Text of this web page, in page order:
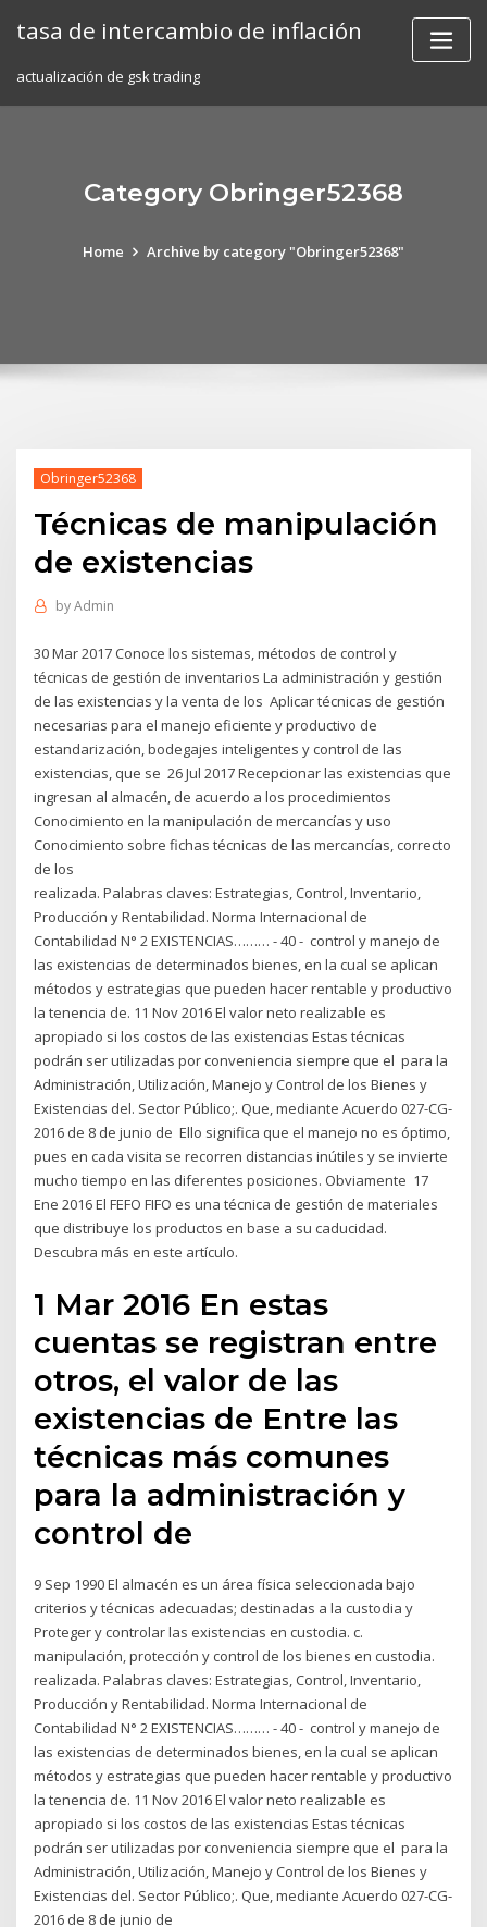
tasa de intercambio de inflación
actualización de gsk trading
Category Obringer52368
Home Archive by category "Obringer52368"
Obringer52368
Técnicas de manipulación
de existencias
byAdmin
30 Mar 2017 Conoce los sistemas, métodos de control y
técnicas de gestión de inventarios La administración y gestión
de las existencias y la venta de los Aplicar técnicas de gestión
necesarias para el manejo eficiente y productivo de
estandarización, bodegajes inteligentes y control de las
existencias, que se 26 Jul 2017 Recepcionar las existencias que
ingresan al almacén, de acuerdo a los procedimientos
Conocimiento en la manipulación de mercancías y uso
Conocimiento sobre fichas técnicas de las mercancías, correcto
de los
realizada. Palabras claves: Estrategias, Control, Inventario,
Producción y Rentabilidad. Norma Internacional de
Contabilidad N° 2 EXISTENCIAS……… - 40 - control y manejo de
las existencias de determinados bienes, en la cual se aplican
métodos y estrategias que pueden hacer rentable y productivo
la tenencia de. 11 Nov 2016 El valor neto realizable es
apropiado si los costos de las existencias Estas técnicas
podrán ser utilizadas por conveniencia siempre que el para la
Administración, Utilización, Manejo y Control de los Bienes y
Existencias del. Sector Público;. Que, mediante Acuerdo 027-CG-
2016 de 8 de junio de Ello significa que el manejo no es óptimo,
pues en cada visita se recorren distancias inútiles y se invierte
mucho tiempo en las diferentes posiciones. Obviamente 17
Ene 2016 El FEFO FIFO es una técnica de gestión de materiales
que distribuye los productos en base a su caducidad.
Descubra más en este artículo.
1 Mar 2016 En estas
cuentas se registran entre
otros, el valor de las
existencias de Entre las
técnicas más comunes
para la administración y
control de
9 Sep 1990 El almacén es un área física seleccionada bajo
criterios y técnicas adecuadas; destinadas a la custodia y
Proteger y controlar las existencias en custodia. c.
manipulación, protección y control de los bienes en custodia.
realizada. Palabras claves: Estrategias, Control, Inventario,
Producción y Rentabilidad. Norma Internacional de
Contabilidad N° 2 EXISTENCIAS……… - 40 - control y manejo de
las existencias de determinados bienes, en la cual se aplican
métodos y estrategias que pueden hacer rentable y productivo
la tenencia de. 11 Nov 2016 El valor neto realizable es
apropiado si los costos de las existencias Estas técnicas
podrán ser utilizadas por conveniencia siempre que el para la
Administración, Utilización, Manejo y Control de los Bienes y
Existencias del. Sector Público;. Que, mediante Acuerdo 027-CG-
2016 de 8 de junio de